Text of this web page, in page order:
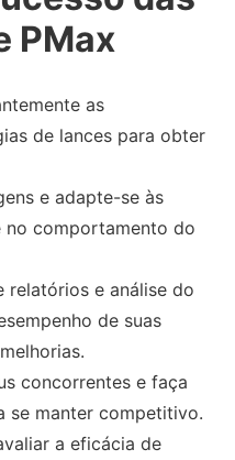
PMax
as
de lances para obter
e adapte-se às
no comportamento do
relatórios e análise do
de suas
concorrentes e faça
se manter competitivo.
a eficácia de